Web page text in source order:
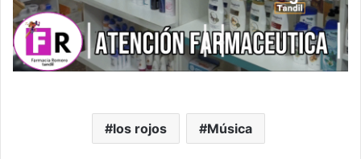
los rojos Música